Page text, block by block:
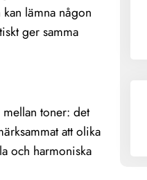
lämna någon
ger samma
toner: det
att olika
och harmoniska